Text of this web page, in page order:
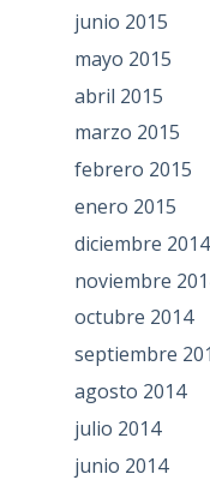
junio 2015
mayo 2015
abril 2015
marzo 2015
febrero 2015
enero 2015
diciembre 2014
noviembre
octubre 2014
septiembre
agosto 2014
julio 2014
junio 2014